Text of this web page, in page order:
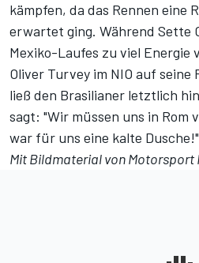
kämpfen, da das Rennen eine
erwartet ging. Während Sette
Mexiko-Laufes zu viel
Oliver Turvey im NIO auf
ließ den Brasilianer letztlich
sagt: "Wir müssen uns in Rom
war für uns eine kalte Dusche!"
Mit Bildmaterial vonMotorsport